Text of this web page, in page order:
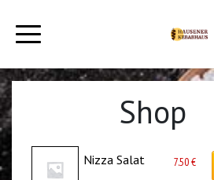
Shop
Nizza Salat 7.50€